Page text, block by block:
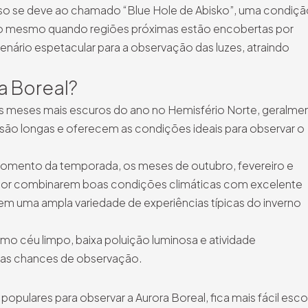
se deve ao chamado “Blue Hole de Abisko”, uma
quando regiões próximas estão encobertas por
espetacular para a observação das luzes, atraindo
Boreal?
mais escuros do ano no Hemisfério Norte,
longas e oferecem as condições ideais para observar o
da temporada, os meses de outubro, fevereiro e
combinarem boas condições climáticas com excelente
uma ampla variedade de experiências típicas do inverno
céu limpo, baixa poluição luminosa e atividade
chances de observação.
para observar a Aurora Boreal, fica mais fácil